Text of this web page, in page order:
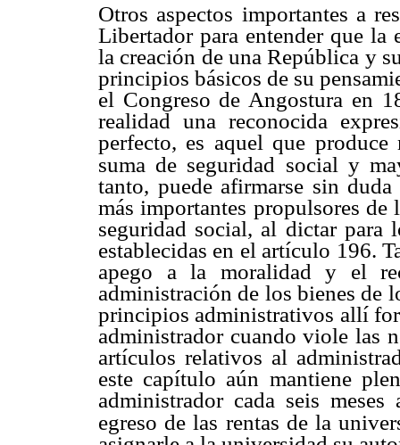
Otros aspectos importantes a
Libertador para entender que la
la creación de una República y
principios básicos de su
el Congreso de Angostura en
realidad una reconocida
perfecto, es aquel que
suma de seguridad social y
tanto, puede afirmarse sin
más importantes propulsores
seguridad social, al dictar para
establecidas en el artículo 196.
apego a la moralidad y el
administración de los bienes de
principios administrativos allí
administrador cuando viole las
artículos relativos al
este capítulo aún mantiene
administrador cada seis
egreso de las rentas de la